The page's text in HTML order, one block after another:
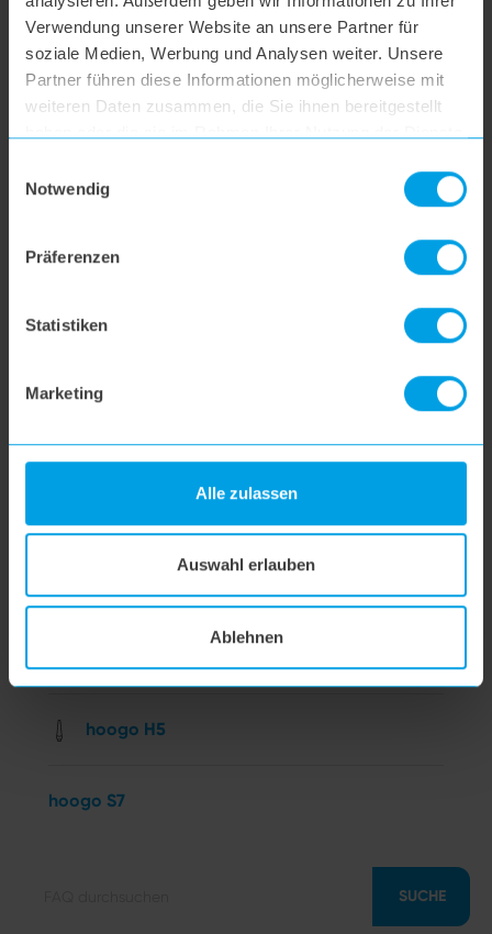
Verwendung unserer Website an unsere Partner für
soziale Medien, Werbung und Analysen weiter. Unsere
Partner führen diese Informationen möglicherweise mit
weiteren Daten zusammen, die Sie ihnen bereitgestellt
Notwendig
Präferenzen
Statistiken
Marketing
Alle zulassen
Auswahl erlauben
Ablehnen
hoogo S3
hoogo BS5
hoogo H5
hoogo S7
SUCHE